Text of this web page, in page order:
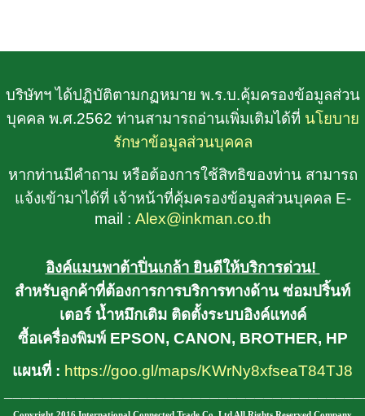
บริษัทฯ ได้ปฏิบัติตามกฏหมาย พ.ร.บ.คุ้มครองข้อมูลส่วน
บุคคล พ.ศ.2562 ท่านสามารถอ่านเพิ่มเติมได้ที่ นโยบาย
รักษาข้อมูลส่วนบุคคล
หากท่านมีคำถาม หรือต้องการใช้สิทธิของท่าน สามารถ
แจ้งเข้ามาได้ที่ เจ้าหน้าที่คุ้มครองข้อมูลส่วนบุคคล E-
mail : Alex@inkman.co.th
อิงค์แมนพาต้าปิ่นเกล้า ยินดีให้บริการด่วน!
สำหรับลูกค้าที่ต้องการการบริการทางด้าน ซ่อมปริ้นท์
เตอร์ น้ำหมึกเติม ติดตั้งระบบอิงค์แทงค์
ซื้อเครื่องพิมพ์ EPSON, CANON, BROTHER, HP
แผนที่ : https://goo.gl/maps/KWrNy8xfseaT84TJ8